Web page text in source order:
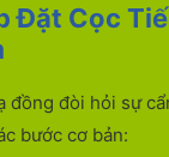
Đặt Cọc
đồng đòi hỏi sự
bước cơ bản: